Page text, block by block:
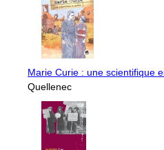
Marie Curie : une scientifique
Quellenec